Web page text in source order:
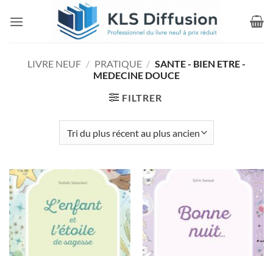
LIVRE NEUF / PRATIQUE / SANTE - BIEN ETRE -
MEDECINE DOUCE
FILTRER